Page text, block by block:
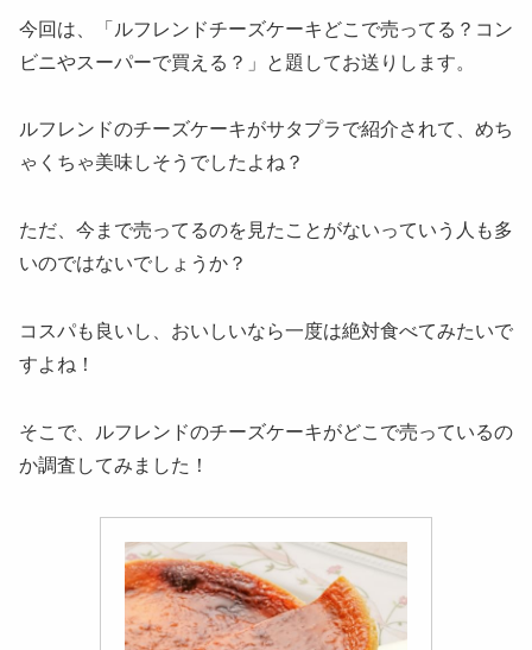
今回は、「ルフレンドチーズケーキどこで売ってる？コン
ビニやスーパーで買える？」と題してお送りします。
ルフレンドのチーズケーキがサタプラで紹介されて、めち
ゃくちゃ美味しそうでしたよね？
ただ、今まで売ってるのを見たことがないっていう人も多
いのではないでしょうか？
コスパも良いし、おいしいなら一度は絶対食べてみたいで
すよね！
そこで、ルフレンドのチーズケーキがどこで売っているの
か調査してみました！